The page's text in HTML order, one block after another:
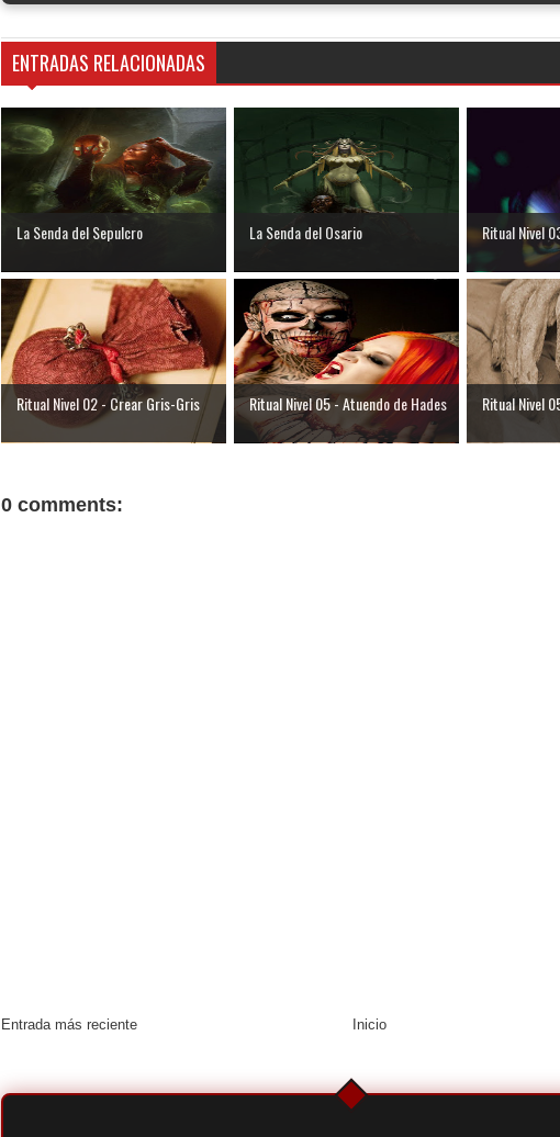
ENTRADAS RELACIONADAS
La Senda del Sepulcro La Senda del Osario Ritual Nivel
Ritual Nivel 02 - Crear Gris-Gris Ritual Nivel 05 - Atuendo de Hades Ritual Nivel
0 comments:
Entrada más reciente Inicio